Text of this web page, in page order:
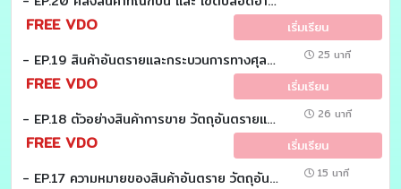
FREE VDO เริ่มเรียน
- EP.19 สินค้าอันตรายและกระบวนการทางศุลกากร (Customs EZ (Easy)) 25 นาที
FREE VDO เริ่มเรียน
- EP.18 ตัวอย่างสินค้าการขาย วัตถุอันตรายและการจัดการตามกฏหมาย (Customs EZ (Easy)) 26 นาที
FREE VDO เริ่มเรียน
- EP.17 ความหมายของสินค้าอันตราย วัตถุอันตราย (Customs EZ (Easy)) 15 นาที